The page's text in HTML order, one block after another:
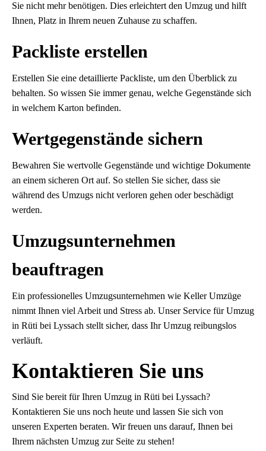
Sie nicht mehr benötigen. Dies erleichtert den Umzug und hilft
Ihnen, Platz in Ihrem neuen Zuhause zu schaffen.
Packliste erstellen
Erstellen Sie eine detaillierte Packliste, um den Überblick zu
behalten. So wissen Sie immer genau, welche Gegenstände sich
in welchem Karton befinden.
Wertgegenstände sichern
Bewahren Sie wertvolle Gegenstände und wichtige Dokumente
an einem sicheren Ort auf. So stellen Sie sicher, dass sie
während des Umzugs nicht verloren gehen oder beschädigt
werden.
Umzugsunternehmen
beauftragen
Ein professionelles Umzugsunternehmen wie Keller Umzüge
nimmt Ihnen viel Arbeit und Stress ab. Unser Service für Umzug
in Rüti bei Lyssach stellt sicher, dass Ihr Umzug reibungslos
verläuft.
Kontaktieren Sie uns
Sind Sie bereit für Ihren Umzug in Rüti bei Lyssach?
Kontaktieren Sie uns noch heute und lassen Sie sich von
unseren Experten beraten. Wir freuen uns darauf, Ihnen bei
Ihrem nächsten Umzug zur Seite zu stehen!